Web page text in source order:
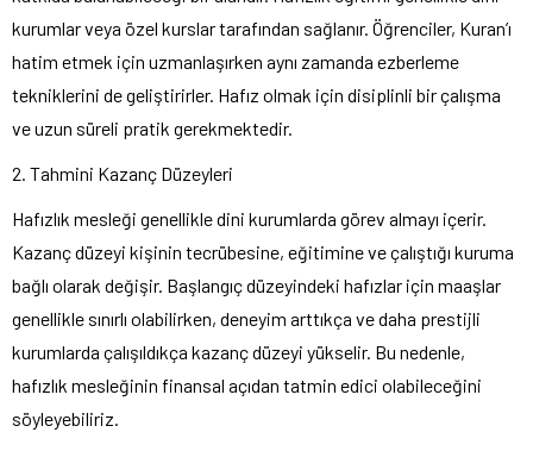
kurumlar veya özel kurslar tarafından sağlanır. Öğrenciler, Kuran’ı
hatim etmek için uzmanlaşırken aynı zamanda ezberleme
tekniklerini de geliştirirler. Hafız olmak için disiplinli bir çalışma
ve uzun süreli pratik gerekmektedir.
2. Tahmini Kazanç Düzeyleri
Hafızlık mesleği genellikle dini kurumlarda görev almayı içerir.
Kazanç düzeyi kişinin tecrübesine, eğitimine ve çalıştığı kuruma
bağlı olarak değişir. Başlangıç ​​düzeyindeki hafızlar için maaşlar
genellikle sınırlı olabilirken, deneyim arttıkça ve daha prestijli
kurumlarda çalışıldıkça kazanç düzeyi yükselir. Bu nedenle,
hafızlık mesleğinin finansal açıdan tatmin edici olabileceğini
söyleyebiliriz.